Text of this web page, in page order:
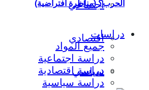
اجتماعي
اقتصادي
سياسي
الحرب؟ (مناظرة افتراضية)
دراسات
جميع المواد
دراسة اجتماعية
دراسة اقتصادية
دراسة سياسية